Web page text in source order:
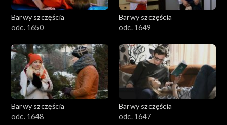
Barwy szczęścia
odc. 1650
Barwy szczęścia
odc. 1649
Barwy szczęścia
odc. 1648
Barwy szczęścia
odc. 1647